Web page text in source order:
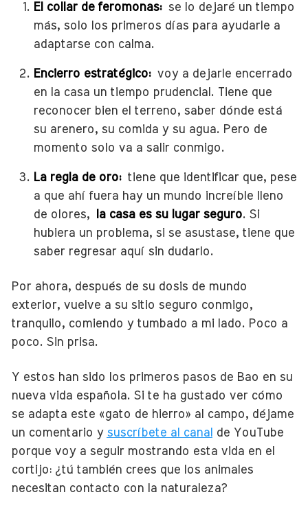
El collar de feromonas:se lo dejaré un tiempo
más, solo los primeros días para ayudarle a
adaptarse con calma.
Encierro estratégico:voy a dejarle encerrado
en la casa un tiempo prudencial. Tiene que
reconocer bien el terreno, saber dónde está
su arenero, su comida y su agua. Pero de
momento solo va a salir conmigo.
La regla de oro:tiene que identificar que, pese
a que ahí fuera hay un mundo increíble lleno
de olores,
la casa es su lugar seguro. Si
hubiera un problema, si se asustase, tiene que
saber regresar aquí sin dudarlo.
Por ahora, después de su dosis de mundo
exterior, vuelve a su sitio seguro conmigo,
tranquilo, comiendo y tumbado a mi lado. Poco a
poco. Sin prisa.
Y estos han sido los primeros pasos de Bao en su
nueva vida española. Si te ha gustado ver cómo
se adapta este «gato de hierro» al campo, déjame
un comentario y suscríbete al canal
de YouTube
porque voy a seguir mostrando esta vida en el
cortijo: ¿tú también crees que los animales
necesitan contacto con la naturaleza?